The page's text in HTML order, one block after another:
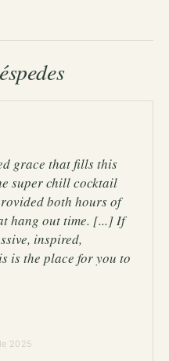
grace that fills this
super chill cocktail
both hours of
hang out time. [...] If
inspired,
is the place for you to
2025